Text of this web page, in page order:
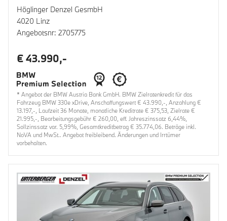
Höglinger Denzel GesmbH
4020 Linz
Angebotsnr: 2705775
€ 43.990,-
* Angebot der BMW Austria Bank GmbH. BMW Zielratenkredit für das
Fahrzeug BMW 330e xDrive, Anschaffungswert € 43.990,-, Anzahlung €
13.197,-, Laufzeit 36 Monate, monatliche Kreditrate € 375,53, Zielrate €
21.995,-, Bearbeitungsgebühr € 260,00, eff. Jahreszinssatz 6,44%,
Sollzinssatz var. 5,99%, Gesamtkreditbetrag € 35.774,06. Beträge inkl.
NoVA und MwSt.. Angebot freibleibend. Änderungen und Irrtümer
vorbehalten.